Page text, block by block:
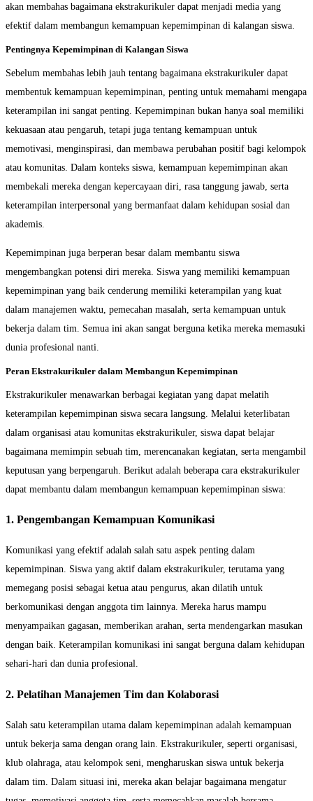
akan membahas bagaimana ekstrakurikuler dapat menjadi media yang
efektif dalam membangun kemampuan kepemimpinan di kalangan siswa.
Pentingnya Kepemimpinan di Kalangan Siswa
Sebelum membahas lebih jauh tentang bagaimana ekstrakurikuler dapat
membentuk kemampuan kepemimpinan, penting untuk memahami mengapa
keterampilan ini sangat penting. Kepemimpinan bukan hanya soal memiliki
kekuasaan atau pengaruh, tetapi juga tentang kemampuan untuk
memotivasi, menginspirasi, dan membawa perubahan positif bagi kelompok
atau komunitas. Dalam konteks siswa, kemampuan kepemimpinan akan
membekali mereka dengan kepercayaan diri, rasa tanggung jawab, serta
keterampilan interpersonal yang bermanfaat dalam kehidupan sosial dan
akademis.
Kepemimpinan juga berperan besar dalam membantu siswa
mengembangkan potensi diri mereka. Siswa yang memiliki kemampuan
kepemimpinan yang baik cenderung memiliki keterampilan yang kuat
dalam manajemen waktu, pemecahan masalah, serta kemampuan untuk
bekerja dalam tim. Semua ini akan sangat berguna ketika mereka memasuki
dunia profesional nanti.
Peran Ekstrakurikuler dalam Membangun Kepemimpinan
Ekstrakurikuler menawarkan berbagai kegiatan yang dapat melatih
keterampilan kepemimpinan siswa secara langsung. Melalui keterlibatan
dalam organisasi atau komunitas ekstrakurikuler, siswa dapat belajar
bagaimana memimpin sebuah tim, merencanakan kegiatan, serta mengambil
keputusan yang berpengaruh. Berikut adalah beberapa cara ekstrakurikuler
dapat membantu dalam membangun kemampuan kepemimpinan siswa:
1. Pengembangan Kemampuan Komunikasi
Komunikasi yang efektif adalah salah satu aspek penting dalam
kepemimpinan. Siswa yang aktif dalam ekstrakurikuler, terutama yang
memegang posisi sebagai ketua atau pengurus, akan dilatih untuk
berkomunikasi dengan anggota tim lainnya. Mereka harus mampu
menyampaikan gagasan, memberikan arahan, serta mendengarkan masukan
dengan baik. Keterampilan komunikasi ini sangat berguna dalam kehidupan
sehari-hari dan dunia profesional.
2. Pelatihan Manajemen Tim dan Kolaborasi
Salah satu keterampilan utama dalam kepemimpinan adalah kemampuan
untuk bekerja sama dengan orang lain. Ekstrakurikuler, seperti organisasi,
klub olahraga, atau kelompok seni, mengharuskan siswa untuk bekerja
dalam tim. Dalam situasi ini, mereka akan belajar bagaimana mengatur